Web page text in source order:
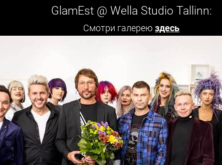
GlamEst @ Wella Studio Tallinn:
Смотри галерею здесь